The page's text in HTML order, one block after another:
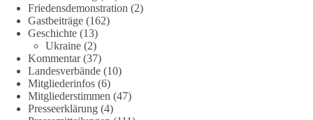
7 8
DieBasis
2 Tage(n) zuvor
Friedensdemonstration (2)
Gastbeiträge (162)
Geschichte (13)
Ukraine (2)
Kommentar(37)
Landesverbände (10)
Mitgliederinfos (6)
Mitgliederstimmen (47)
Presseerklärung (4)